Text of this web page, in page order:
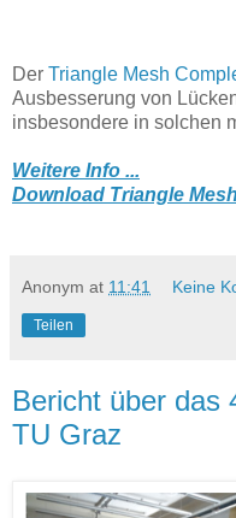
Der Triangle Mesh
Ausbesserung von
insbesondere in solchen
Weitere Info ...
Download Triangle
Anonym at 11:41 Keine
Teilen
Bericht über das
TU Graz